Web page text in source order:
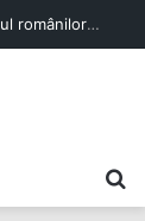
Turismul intern pierde teren în 2026. Numărul românilor cazați în unitățile turistice a scăzut cu 6,8% în primul semestru